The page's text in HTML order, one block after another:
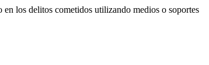
los delitos cometidos utilizando medios o soportes